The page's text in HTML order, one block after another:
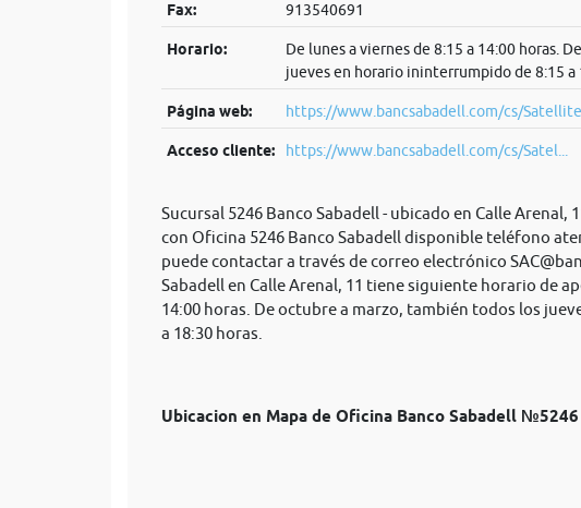
Fax: 913540691
Horario:
De lunes a viernes de 8:15 a 14:00 horas.
jueves en horario ininterrumpido de 8:15 a
Página web: https://www.bancsabadell.com/cs/
Acceso cliente: https://www.bancsabadell.com/cs/Satel...
Sucursal 5246 Banco Sabadell - ubicado en Calle
con Oficina 5246 Banco Sabadell disponible teléfono
puede contactar a través de correo electrónico
Sabadell en Calle Arenal, 11 tiene siguiente horario de
14:00 horas. De octubre a marzo, también todos los
a 18:30 horas.
Ubicacion en Mapa de Oficina Banco Sabadell №5246